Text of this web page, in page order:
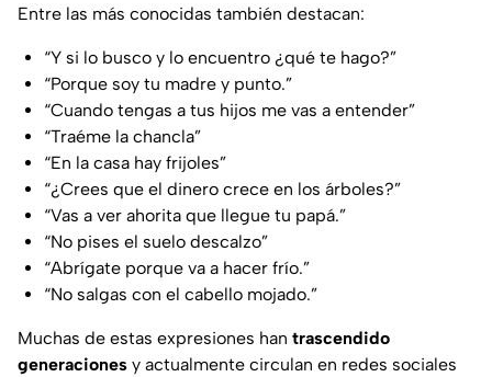
Entre las más conocidas también destacan:
“Y si lo busco y lo encuentro ¿qué te hago?”
“Porque soy tu madre y punto.”
“Cuando tengas a tus hijos me vas a entender”
“Traéme la chancla”
“En la casa hay frijoles”
“¿Crees que el dinero crece en los árboles?”
“Vas a ver ahorita que llegue tu papá.”
“No pises el suelo descalzo”
“Abrígate porque va a hacer frío.”
“No salgas con el cabello mojado.”
Muchas de estas expresiones han trascendido
generaciones y actualmente circulan en redes sociales